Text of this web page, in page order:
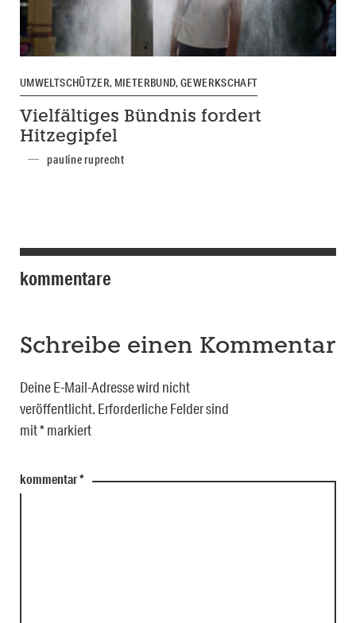
UMWELTSCHÜTZER, MIETERBUND, GEWERKSCHAFT
Vielfältiges Bündnis fordert
Hitzegipfel
pauline ruprecht
kommentare
Schreibe einen Kommentar
Deine E-Mail-Adresse wird nicht
veröffentlicht. Erforderliche Felder sind
mit*markiert
kommentar*